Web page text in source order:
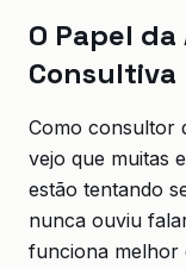
O Papel
Consultiva
Como consultor
vejo que muitas
estão tentando
nunca ouviu
funciona melhor